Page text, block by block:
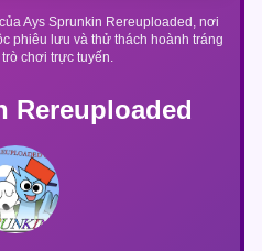
Rereuploaded
Ays Sprunkin Rereuploaded, nơi
phiêu lưu và thử thách hoành tráng
chơi trực tuyến.